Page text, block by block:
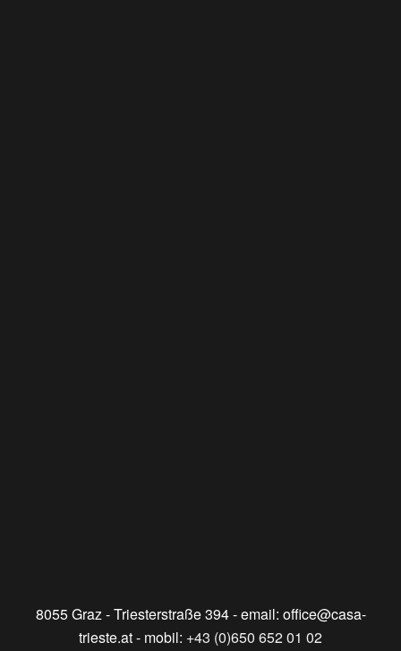
8055 Graz - Triesterstraße 394- email: office@casa-
trieste.at- mobil: +43 (0)650 652 01 02